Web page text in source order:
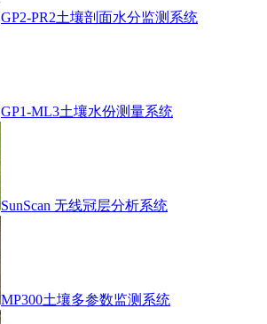
GP2-PR2土壤剖面水分监测系统
GP1-ML3土壤水份测量系统
SunScan 无线冠层分析系统
MP300土壤多参数监测系统